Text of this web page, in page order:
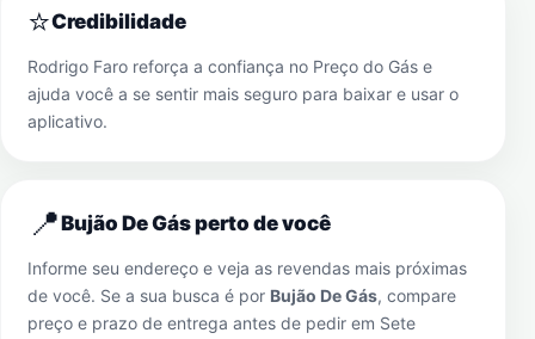
⭐Credibilidade
Rodrigo Faro reforça a confiança no Preço do Gás e
ajuda você a se sentir mais seguro para baixar e usar o
aplicativo.
📍Bujão De Gás perto de você
Informe seu endereço e veja as revendas mais próximas
de você. Se a sua busca é por Bujão De Gás, compare
preço e prazo de entrega antes de pedir em Sete